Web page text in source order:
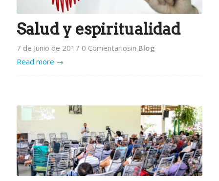
Salud y espiritualidad
7 de Junio de 2017 0 Comentariosin Blog
Read more →